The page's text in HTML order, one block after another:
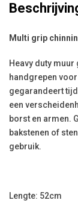
Multi grip
Heavy duty
handgrepen
gegarandeert
een
borst en armen.
bakstenen of
gebruik.
Lengte: 52cm